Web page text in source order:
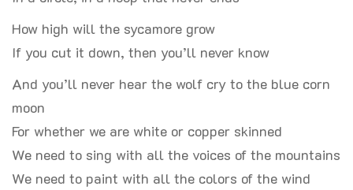
How high will the sycamore grow
If you cut it down, then you’ll never know
And you’ll never hear the wolf cry to the blue corn
moon
For whether we are white or copper skinned
We need to sing with all the voices of the mountains
We need to paint with all the colors of the wind